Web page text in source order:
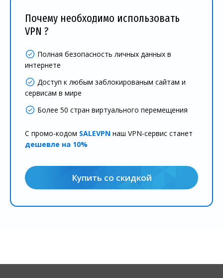
Почему необходимо использовать
VPN ?
Полная безопасность личных данных в
интернете
Доступ к любым заблокированым сайтам и
сервисам в мире
Более 50 стран виртуального перемещения
С промо-кодом SALEVPN наш VPN-сервис станет
дешевле на 10%
Купить со скидкой